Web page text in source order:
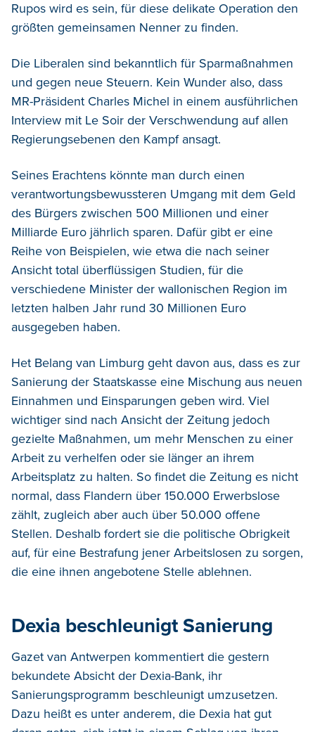
Rupos wird es sein, für diese delikate Operation den
größten gemeinsamen Nenner zu finden.
Die Liberalen sind bekanntlich für Sparmaßnahmen
und gegen neue Steuern. Kein Wunder also, dass
MR-Präsident Charles Michel in einem ausführlichen
Interview mit Le Soir der Verschwendung auf allen
Regierungsebenen den Kampf ansagt.
Seines Erachtens könnte man durch einen
verantwortungsbewussteren Umgang mit dem Geld
des Bürgers zwischen 500 Millionen und einer
Milliarde Euro jährlich sparen. Dafür gibt er eine
Reihe von Beispielen, wie etwa die nach seiner
Ansicht total überflüssigen Studien, für die
verschiedene Minister der wallonischen Region im
letzten halben Jahr rund 30 Millionen Euro
ausgegeben haben.
Het Belang van Limburg geht davon aus, dass es zur
Sanierung der Staatskasse eine Mischung aus neuen
Einnahmen und Einsparungen geben wird. Viel
wichtiger sind nach Ansicht der Zeitung jedoch
gezielte Maßnahmen, um mehr Menschen zu einer
Arbeit zu verhelfen oder sie länger an ihrem
Arbeitsplatz zu halten. So findet die Zeitung es nicht
normal, dass Flandern über 150.000 Erwerbslose
zählt, zugleich aber auch über 50.000 offene
Stellen. Deshalb fordert sie die politische Obrigkeit
auf, für eine Bestrafung jener Arbeitslosen zu sorgen,
die eine ihnen angebotene Stelle ablehnen.
Dexia beschleunigt Sanierung
Gazet van Antwerpen kommentiert die gestern
bekundete Absicht der Dexia-Bank, ihr
Sanierungsprogramm beschleunigt umzusetzen.
Dazu heißt es unter anderem, die Dexia hat gut